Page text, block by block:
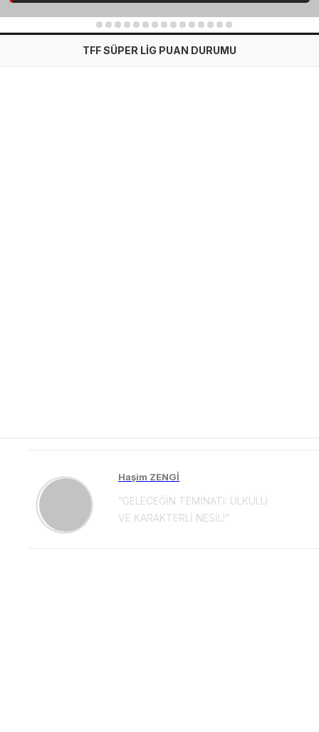
2 3 4 5 6 7 8 9 10 11 12 13 14 15
TFF SÜPER LİG PUAN DURUMU
Haşim ZENGİ
“GELECEĞİN TEMİNATI: ÜLKÜLÜ
VE KARAKTERLİ NESİL!”